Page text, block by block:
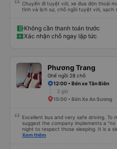
Chuyến đi tuyệt vời, xe đưa đón thoải
tình và lịch sự, chỗ ngồi tuyệt vời, sạch
Không cần thanh toán trước
Xác nhận chỗ ngay lập tức
Phương Trang
Ghế ngồi 28 chỗ
12:00 • Bến xe Tân Biên
3 giờ
15:00 • Bến Xe An Sương
Excellent bus and very safe driving. To
suggest the company implements a
night to respect those sleeping. It is a
please display the Wi-Fi password
Xem thêm